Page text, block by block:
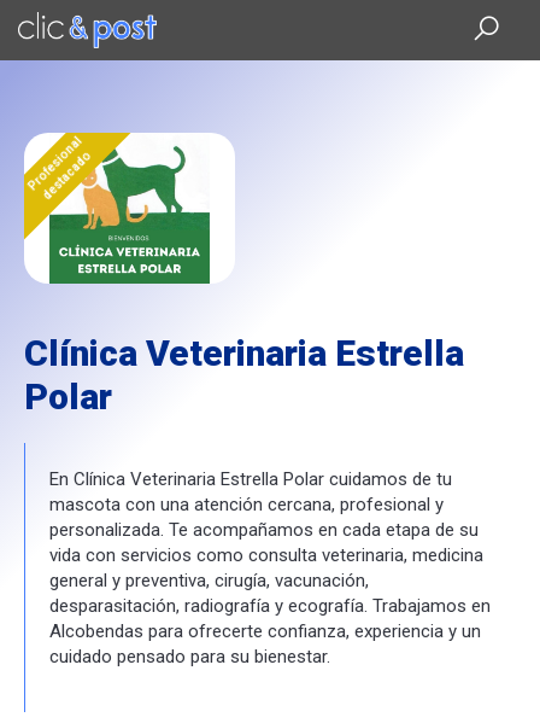
Saltar
contenido
Profesional
destacado
Clínica Veterinaria Estrella
Polar
En Clínica Veterinaria Estrella Polar cuidamos de tu
mascota con una atención cercana, profesional y
personalizada. Te acompañamos en cada etapa de su
vida con servicios como consulta veterinaria, medicina
general y preventiva, cirugía, vacunación,
desparasitación, radiografía y ecografía. Trabajamos en
Alcobendas para ofrecerte confianza, experiencia y un
cuidado pensado para su bienestar.